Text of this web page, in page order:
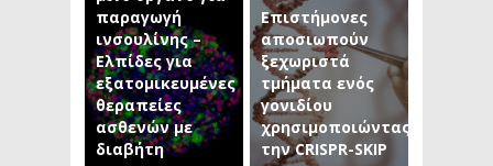
παραγωγή
ινσουλίνης –
Ελπίδες για
εξατομικευμένες
θεραπείες
ασθενών με
διαβήτη
Επιστήμονες
αποσιωπούν
ξεχωριστά
τμήματα ενός
γονιδίου
χρησιμοποιώντας
την CRISPR-SKIP